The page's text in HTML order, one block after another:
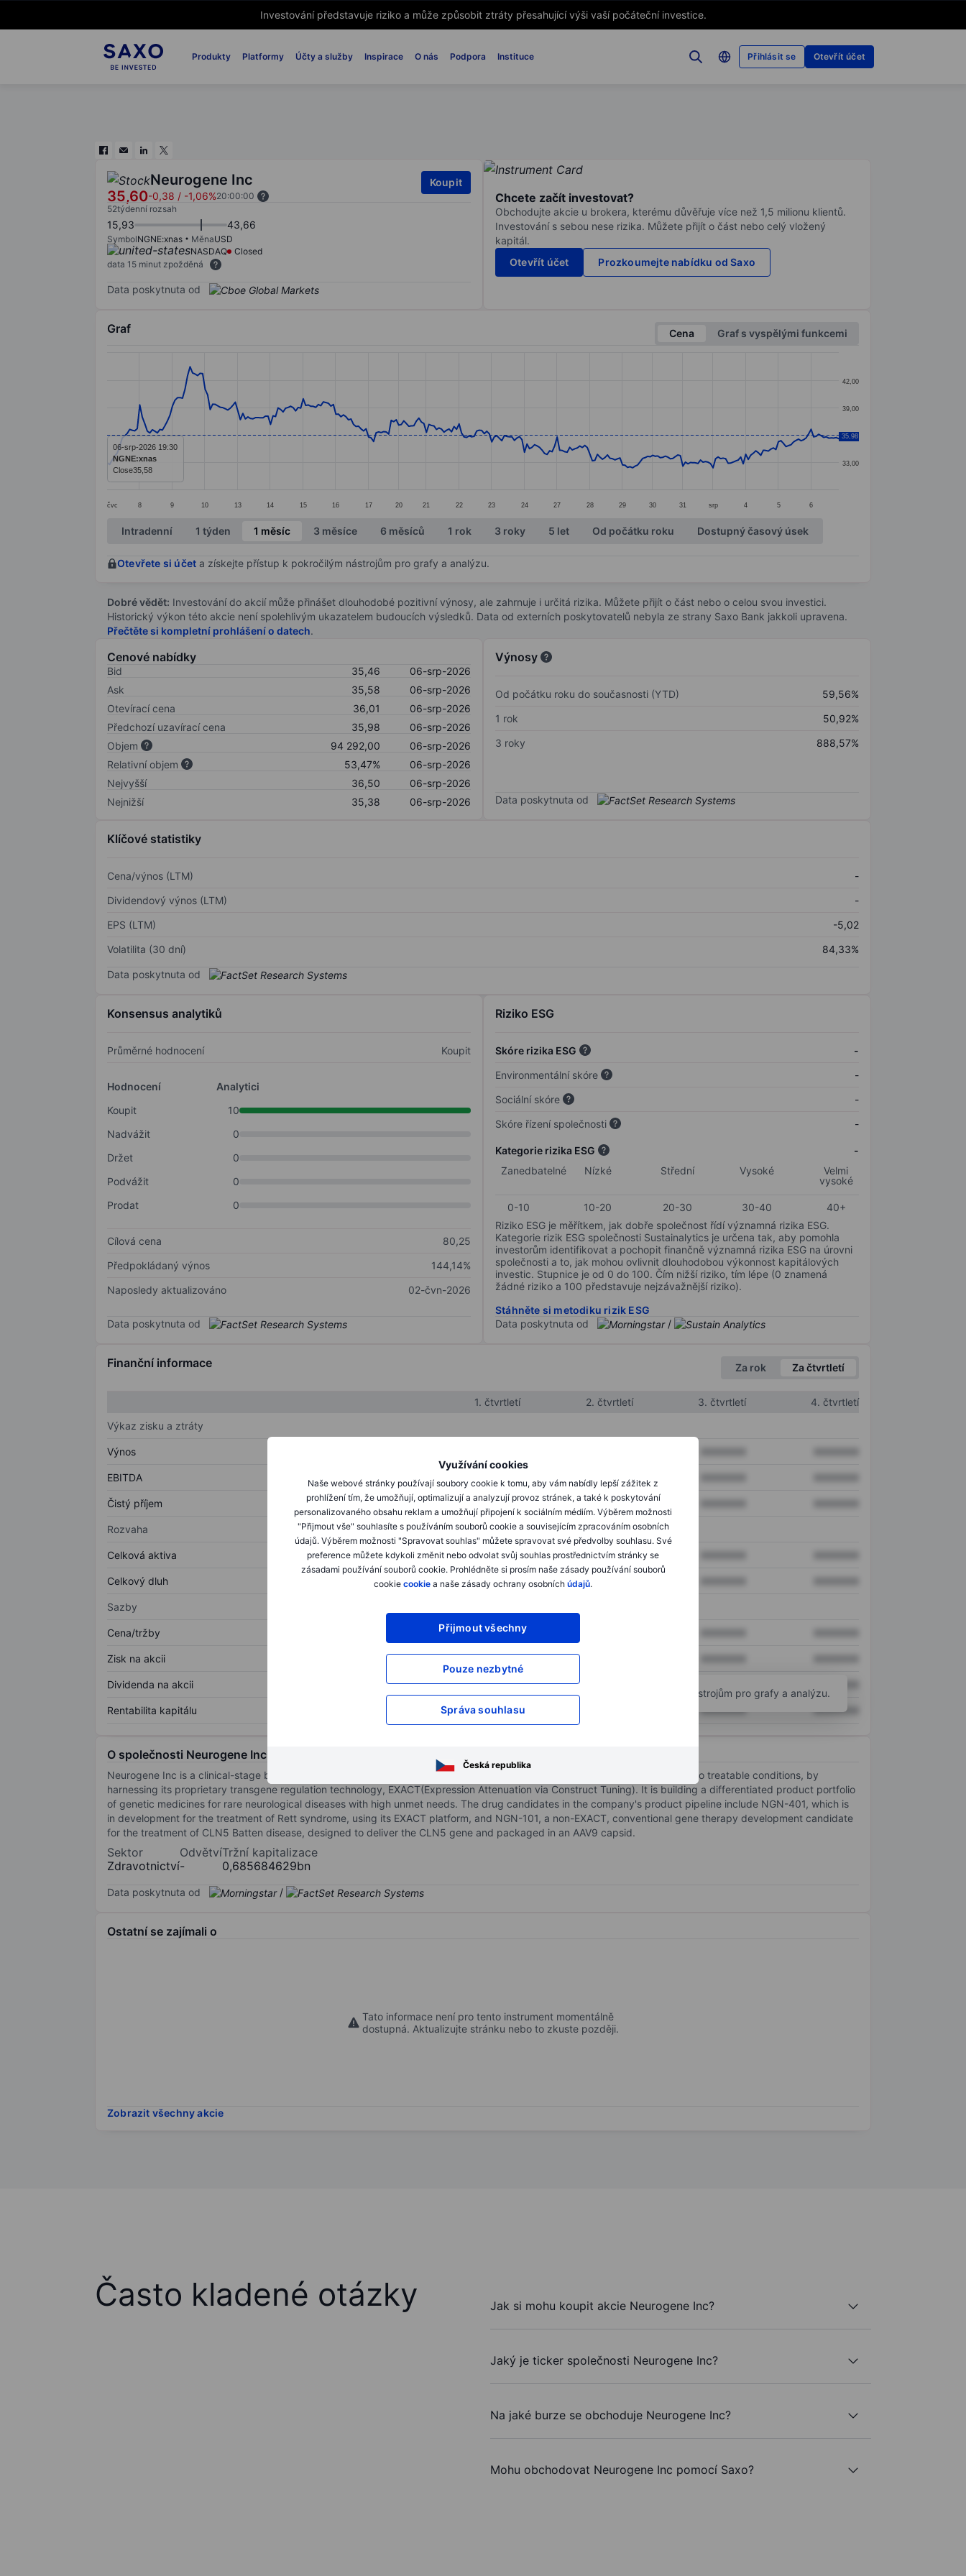
Investování představuje riziko a může způsobit ztráty přesahující výši vaší počáteční investice.
Produkty Platformy Účty a služby Inspirace O nás Podpora Instituce Přihlásit se Otevřít účet
Využívání cookies
Naše webové stránky používají soubory cookie k tomu, aby vám nabídly lepší zážitek z
prohlížení tím, že umožňují, optimalizují a analyzují provoz stránek, a také k poskytování
personalizovaného obsahu reklam a umožňují připojení k sociálním médiím. Výběrem možnosti
"Přijmout vše" souhlasíte s používáním souborů cookie a souvisejícím zpracováním osobních
údajů. Výběrem možnosti "Spravovat souhlas" můžete spravovat své předvolby souhlasu. Své
preference můžete kdykoli změnit nebo odvolat svůj souhlas prostřednictvím stránky se
zásadami používání souborů cookie. Prohlédněte si prosím naše zásady používání souborů
cookie cookie a naše zásady ochrany osobních údajů.
Přijmout všechny
Pouze nezbytné
Správa souhlasu
Česká republika
Neurogene Inc
35,60-0,38 / -1,06%20:00:00
Koupit
52týdenní rozsah
15,93 43,66
SymbolNGNE:xnas MěnaUSD
NASDAQ
Closed
data 15 minut zpožděná
Data poskytnuta od
Chcete začít investovat?
Obchodujte akcie u brokera, kterému důvěřuje více než 1,5 milionu klientů.
Investování s sebou nese rizika. Můžete přijít o část nebo celý vložený
kapitál.
Otevřít účet
Prozkoumejte nabídku od Saxo
Graf Cena
Graf s vyspělými funkcemi
Line chart with 292 data points.
The chart has 1 X axis displaying categories.
The chart has 1 Y axis displaying values. Data ranges from 32.38 to 43.48.
čvc 8 9 10 13 14 15 16 17 20 21 22 23 24 27 28 29 30 31 srp 4 5 6
33,00
36,00
39,00
42,00
35,98
06-srp-2026 19:30
NGNE:xnas
Close35,58
End of interactive chart.
Intradenní 1 týden 1 měsíc 3 měsíce 6 měsíců 1 rok 3 roky 5 let Od počátku roku Dostupný časový úsek
Otevřete si účet a získejte přístup k pokročilým nástrojům pro grafy a analýzu.
Dobré vědět: Investování do akcií může přinášet dlouhodobé pozitivní výnosy, ale zahrnuje i určitá rizika. Můžete přijít o část nebo o celou svou investici.
Historický výkon této akcie není spolehlivým ukazatelem budoucích výsledků. Data od externích poskytovatelů nebyla ze strany Saxo Bank jakkoli upravena.
Přečtěte si kompletní prohlášení o datech.
Cenové nabídky
Bid 35,46
06-srp-2026
Ask
35,58
06-srp-2026
Otevírací cena
36,01
06-srp-2026
Předchozí uzavírací cena
35,98
06-srp-2026
Objem
94 292,00
06-srp-2026
Relativní objem
53,47%
06-srp-2026
Nejvyšší
36,50
06-srp-2026
Nejnižší
35,38 06-srp-2026
Výnosy
Od počátku roku do současnosti (YTD)
59,56%
1 rok
50,92%
3 roky
888,57%
Data poskytnuta od
Klíčové statistiky
Cena/výnos (LTM)
-
Dividendový výnos (LTM)
-
EPS (LTM)
-5,02
Volatilita (30 dní)
84,33%
Data poskytnuta od
Konsensus analytiků
Průměrné hodnocení Koupit
Hodnocení
Analytici
Koupit
10
Nadvážit
0
Držet
0
Podvážit
0
Prodat
0
Cílová cena
80,25
Předpokládaný výnos
144,14%
Naposledy aktualizováno
02-čvn-2026
Data poskytnuta od
Riziko ESG
Skóre rizika ESG
-
Environmentální skóre
-
Sociální skóre
-
Skóre řízení společnosti
-
Kategorie rizika ESG
-
Zanedbatelné
Nízké Střední Vysoké
Velmi
vysoké
0-10 10-20 20-30 30-40
40+
Riziko ESG je měřítkem, jak dobře společnost řídí významná rizika ESG.
Kategorie rizik ESG společnosti Sustainalytics je určena tak, aby pomohla
investorům identifikovat a pochopit finančně významná rizika ESG na úrovni
společnosti a to, jak mohou ovlivnit dlouhodobou výkonnost kapitálových
investic. Stupnice je od 0 do 100. Čím nižší riziko, tím lépe (0 znamená
žádné riziko a 100 představuje nejzávažnější riziko).
Stáhněte si metodiku rizik ESG
Data poskytnuta od
/
Finanční informace Za rok Za čtvrtletí
1. čtvrtletí 2. čtvrtletí 3. čtvrtletí
4. čtvrtletí
Výkaz zisku a ztráty
Výnos
EBITDA XXXXXXX XXXXXXX
Čistý příjem XXXXXXX XXXXXXX
Rozvaha
Celková aktiva XXXXXXX XXXXXXX
Celkový dluh XXXXXXX XXXXXXX
Sazby
Cena/tržby XXXXXXX
Zisk na akcii XXXXXXX
Dividenda na akcii XXXXXXX
Rentabilita kapitálu XXXXXXX XXXXXXX XXXXXXX
Otevřete si účeta získejte přístup k pokročilým nástrojům pro grafy a analýzu.
O společnosti Neurogene Inc
Neurogene Inc is a clinical-stage biotechnology company committed to overcoming the limitations of neurological diseases into treatable conditions, by
harnessing its proprietary transgene regulation technology, EXACT(Expression Attenuation via Construct Tuning). It is building a differentiated product portfolio
of genetic medicines for rare neurological diseases with high unmet needs. The drug candidates in the company's product pipeline include NGN-401, which is
in development for the treatment of Rett syndrome, using its EXACT platform, and NGN-101, a non-EXACT, conventional gene therapy development candidate
for the treatment of CLN5 Batten disease, designed to deliver the CLN5 gene and packaged in an AAV9 capsid.
Sektor
Zdravotnictví
Odvětví
-
Tržní kapitalizace
0,685684629bn
Data poskytnuta od /
Ostatní se zajímali o
Tato informace není pro tento instrument momentálně
dostupná. Aktualizujte stránku nebo to zkuste později.
Zobrazit všechny akcie
Často kladené otázky Jak si mohu koupit akcie Neurogene Inc?
Jaký je ticker společnosti Neurogene Inc?
Na jaké burze se obchoduje Neurogene Inc?
Mohu obchodovat Neurogene Inc pomocí Saxo?